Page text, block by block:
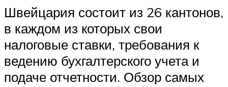
Швейцария состоит из 26 кантонов,
в каждом из которых свои
налоговые ставки, требования к
ведению бухгалтерского учета и
подаче отчетности. Обзор самых